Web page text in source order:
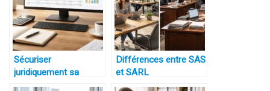
Sécuriser
juridiquement sa
croissance
Différences entre SAS
et SARL